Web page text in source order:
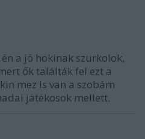
én a jó hokinak szurkolok,
ők találták fel ezt a
mez is van a szobám
játékosok mellett.